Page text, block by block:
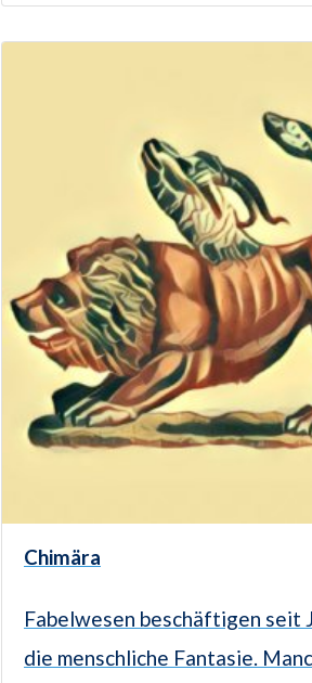
Chimära
Fabelwesen beschäftigen seit
die menschliche Fantasie.